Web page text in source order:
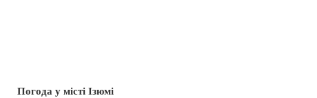
Погода у місті Ізюмі